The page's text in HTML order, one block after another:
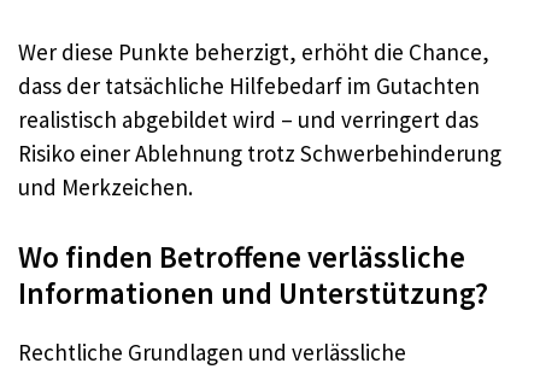
Wer diese Punkte beherzigt, erhöht die Chance,
dass der tatsächliche Hilfebedarf im Gutachten
realistisch abgebildet wird – und verringert das
Risiko einer Ablehnung trotz Schwerbehinderung
und Merkzeichen.
Wo finden Betroffene verlässliche
Informationen und Unterstützung?
Rechtliche Grundlagen und verlässliche